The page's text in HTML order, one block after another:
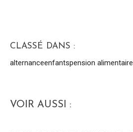
CLASSÉ DANS :
alternanceenfantspension alimentaire
VOIR AUSSI :